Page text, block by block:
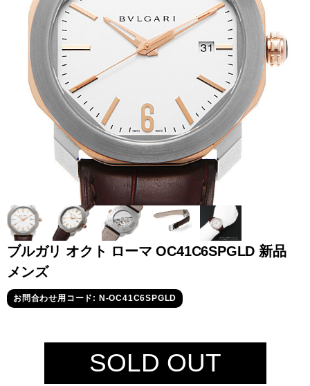
全てのブランドを見
る
ロレックス
パテック
フィリップ
オーデマピゲ ウブロ カルティエ
グランド
セイコー
オメガ
ブルガリ オクト ローマ OC41C6SPGLD 新品
メンズ
お問合わせ用コード: N-OC41C6SPGLD
SOLD OUT